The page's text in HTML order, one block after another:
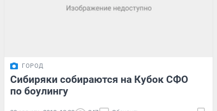
ГОРОД
Сибиряки собираются на Кубок СФО
по боулингу